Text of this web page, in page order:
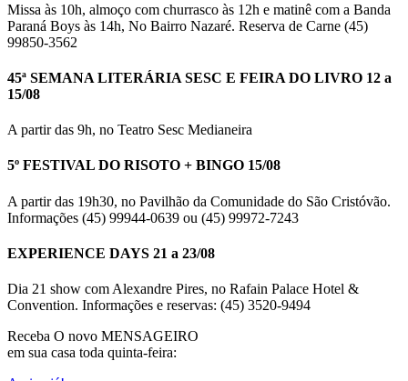
Missa às 10h, almoço com churrasco às 12h e matinê com a Banda
Paraná Boys às 14h, No Bairro Nazaré. Reserva de Carne (45)
99850-3562
45ª SEMANA LITERÁRIA SESC E FEIRA DO LIVRO 12 a
15/08
A partir das 9h, no Teatro Sesc Medianeira
5º FESTIVAL DO RISOTO + BINGO 15/08
A partir das 19h30, no Pavilhão da Comunidade do São Cristóvão.
Informações (45) 99944-0639 ou (45) 99972-7243
EXPERIENCE DAYS 21 a 23/08
Dia 21 show com Alexandre Pires, no Rafain Palace Hotel &
Convention. Informações e reservas: (45) 3520-9494
Receba O novo MENSAGEIRO
em sua casa toda quinta-feira: